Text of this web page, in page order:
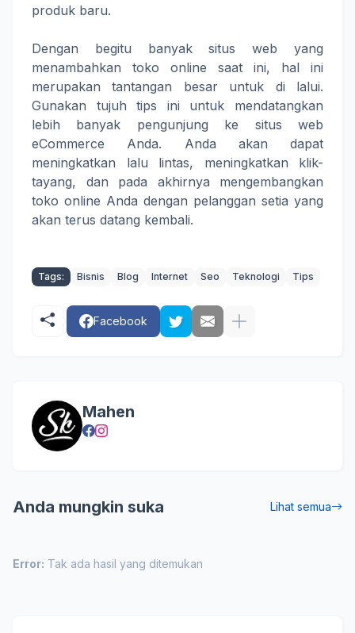
produk baru.
Dengan begitu banyak situs web yang
menambahkan toko online saat ini, hal ini
merupakan tantangan besar untuk di lalui.
Gunakan tujuh tips ini untuk mendatangkan
lebih banyak pengunjung ke situs web
eCommerce Anda. Anda akan dapat
meningkatkan lalu lintas, meningkatkan klik-
tayang, dan pada akhirnya mengembangkan
toko online Anda dengan pelanggan setia yang
akan terus datang kembali.
Tags: Bisnis Blog Internet Seo Teknologi Tips
Facebook
Mahen
Anda mungkin suka Lihat semua
Error: Tak ada hasil yang ditemukan